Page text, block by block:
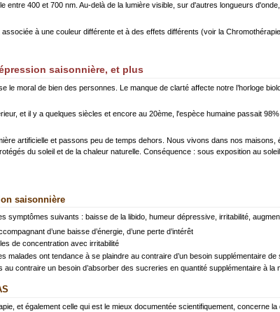
entre 400 et 700 nm. Au-delà de la lumière visible, sur d'autres longueurs
à une couleur différente et à des effets différents (voir la Chromothérapie
saisonnière, et plus
le moral de bien des personnes. Le manque de clarté affecte notre l’horloge
et il y a quelques siècles et encore au 20ème, l'espèce humaine passait
artificielle et passons peu de temps dehors. Nous vivons dans nos
du soleil et de la chaleur naturelle. Conséquence : sous exposition au
saisonnière
symptômes suivants : baisse de la libido, humeur dépressive, irritabilité,
d’une baisse d’énergie, d’une perte d’intérêt
de concentration avec irritabilité
malades ont tendance à se plaindre au contraire d’un besoin supplémentaire de
au contraire un besoin d’absorber des sucreries en quantité supplémentaire à la
et également celle qui est le mieux documentée scientifiquement, concerne